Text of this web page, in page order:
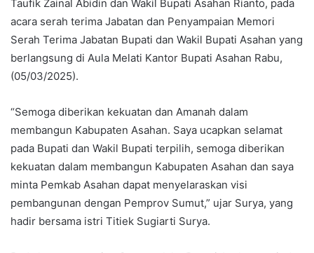
Taufik Zainal Abidin dan Wakil Bupati Asahan Rianto, pada
acara serah terima Jabatan dan Penyampaian Memori
Serah Terima Jabatan Bupati dan Wakil Bupati Asahan yang
berlangsung di Aula Melati Kantor Bupati Asahan Rabu,
(05/03/2025).
“Semoga diberikan kekuatan dan Amanah dalam
membangun Kabupaten Asahan. Saya ucapkan selamat
pada Bupati dan Wakil Bupati terpilih, semoga diberikan
kekuatan dalam membangun Kabupaten Asahan dan saya
minta Pemkab Asahan dapat menyelaraskan visi
pembangunan dengan Pemprov Sumut,” ujar Surya, yang
hadir bersama istri Titiek Sugiarti Surya.